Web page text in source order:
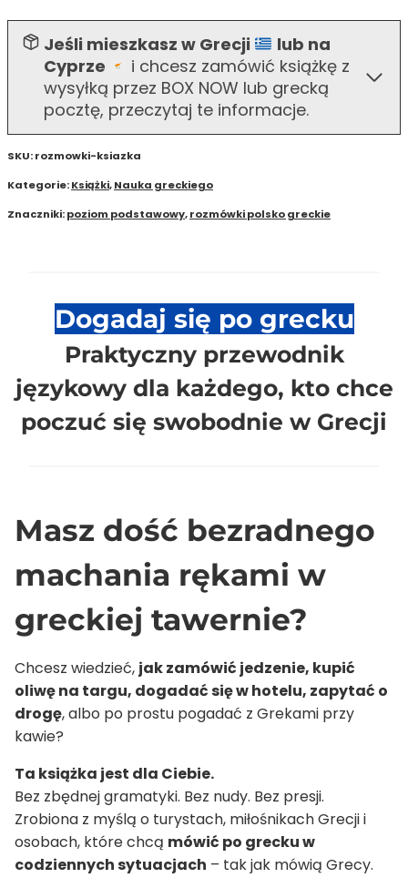
z
wymową,
Żaneta
Barska
(książka
+
audiobook)
Jeśli mieszkasz w Grecji
lub na
Cyprze
i chcesz zamówić książkę z
wysyłką przez BOX NOW lub grecką
pocztę, przeczytaj te informacje.
SKU:rozmowki-ksiazka
Kategorie:Książki,Nauka greckiego
Znaczniki:poziom podstawowy,rozmówki polsko greckie
Dogadaj się po grecku
Praktyczny przewodnik
językowy dla każdego, kto chce
poczuć się swobodnie w Grecji
Masz dość bezradnego
machania rękami w
greckiej tawernie?
Chcesz wiedzieć, jak zamówić jedzenie, kupić
oliwę na targu, dogadać się w hotelu, zapytać o
drogę, albo po prostu pogadać z Grekami przy
kawie?
Ta książka jest dla Ciebie.
Bez zbędnej gramatyki. Bez nudy. Bez presji.
Zrobiona z myślą o turystach, miłośnikach Grecji i
osobach, które chcą mówić po grecku w
codziennych sytuacjach – tak jak mówią Grecy.